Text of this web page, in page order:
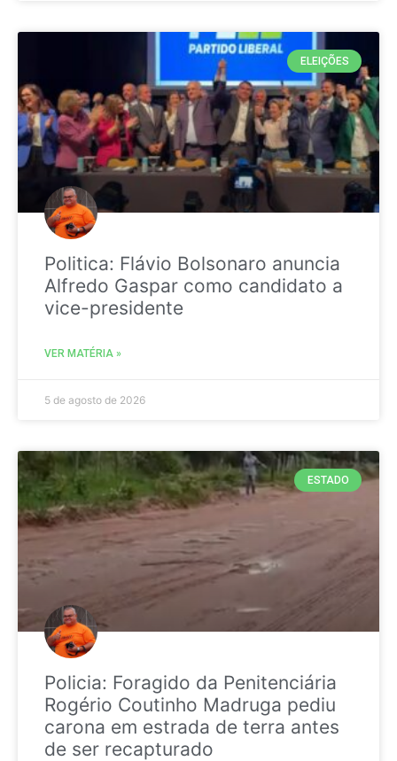
ELEIÇÕES
Politica: Flávio Bolsonaro anuncia
Alfredo Gaspar como candidato a
vice-presidente
VER MATÉRIA »
5 de agosto de 2026
ESTADO
Policia: Foragido da Penitenciária
Rogério Coutinho Madruga pediu
carona em estrada de terra antes
de ser recapturado